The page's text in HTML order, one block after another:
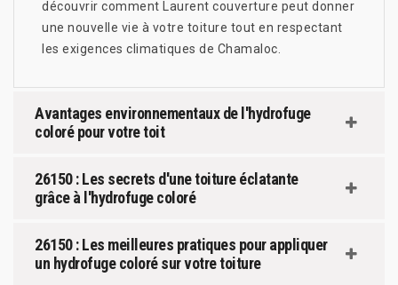
découvrir comment Laurent couverture peut donner
une nouvelle vie à votre toiture tout en respectant
les exigences climatiques de Chamaloc.
Avantages environnementaux de l'hydrofuge
coloré pour votre toit
26150 : Les secrets d'une toiture éclatante
grâce à l'hydrofuge coloré
26150 : Les meilleures pratiques pour appliquer
un hydrofuge coloré sur votre toiture